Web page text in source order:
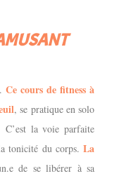
Ce cours de fitness à
, se pratique en solo
C’est la voie parfaite
tonicité du corps. La
de se libérer à sa